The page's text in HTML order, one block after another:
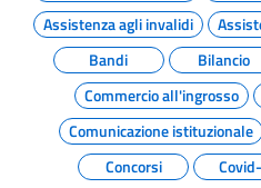
Assistenza agli invalidi
Bandi
Bilancio
Commercio all'ingrosso
Comunicazione istituzionale
Concorsi